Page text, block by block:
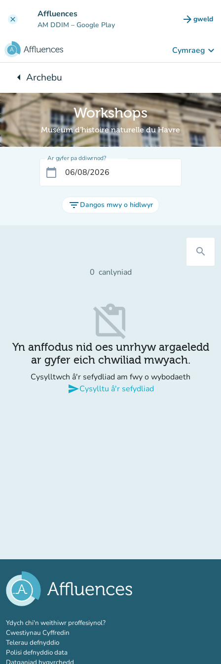
clear Affluences
AM DDIM – Google Play arrow_forward gweld
(tab
Cymraeg keyboard_arrow_down
arrow_leftYn ôl i:
Archebu
Workshops
Muséum d'histoire naturelle du Havre
Ar gyfer pa ddiwrnod?
calendar_today
filter_list Dangos mwy o hidlwyr
search
0 canlyniad
content_paste_off
Yn anffodus nid oes unrhyw argaeledd
ar gyfer eich chwiliad mwyach.
Cysylltwch â'r sefydliad am fwy o wybodaeth
sendCysylltu â'r sefydliad
Ydych chi'n weithiwr proffesiynol?(tab newydd)
Cwestiynau Cyffredin
Telerau defnyddio
Polisi defnyddio data